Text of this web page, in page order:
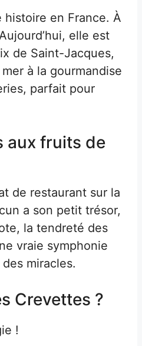
en France. À
elle est
de Saint-Jacques,
à la gourmandise
parfait pour
aux fruits de
de restaurant sur la
a son petit trésor,
la tendreté des
vraie symphonie
miracles.
Crevettes ?
!